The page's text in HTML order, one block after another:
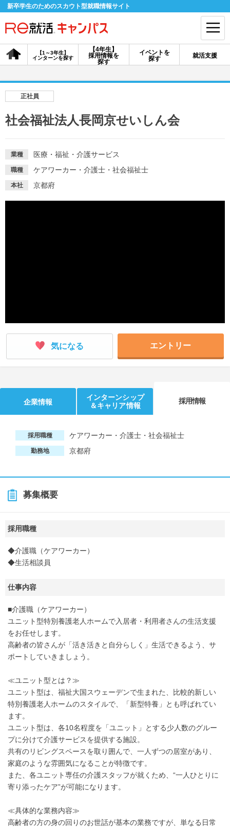
新卒学生のためのスカウト型就職情報サイト
【4年生】
採用情報を
探す
【1～3年生】
インターンを探す
イベントを
探す
就活支援
会員登録 ログイン
採用情報を探す
説明会を探す
イベントを探す
就活ニュースペーパー
就活時事ニュースを更新
よくある質問
正社員
社会福祉法人長岡京せいしん会
業種 医療・福祉・介護サービス
職種 ケアワーカー・介護士・社会福祉士
本社 京都府
気になる エントリー
企業情報
インターンシップ
＆キャリア情報
採用情報
採用職種 ケアワーカー・介護士・社会福祉士
勤務地 京都府
募集概要
採用職種
◆介護職（ケアワーカー）
◆生活相談員
仕事内容
■介護職（ケアワーカー）
ユニット型特別養護老人ホームで入居者・利用者さんの生活支援
をお任せします。
高齢者の皆さんが「活き活きと自分らしく」生活できるよう、サ
ポートしていきましょう。
≪ユニット型とは？≫
ユニット型は、福祉大国スウェーデンで生まれた、比較的新しい
特別養護老人ホームのスタイルで、「新型特養」とも呼ばれてい
ます。
ユニット型は、各10名程度を「ユニット」とする少人数のグルー
プに分けて介護サービスを提供する施設。
共有のリビングスペースを取り囲んで、一人ずつの居室があり、
家庭のような雰囲気になることが特徴です。
また、各ユニット専任の介護スタッフが就くため、“一人ひとりに
寄り添ったケア”が可能になります。
≪具体的な業務内容≫
高齢者の方の身の回りのお世話が基本の業務ですが、単なる日常